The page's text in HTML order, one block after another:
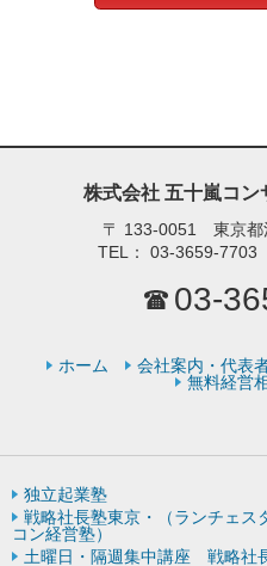
株式会社 五十嵐コン
〒 133-0051 東京都
TEL：
03-3659-7703
03-
ホーム 会社案内・代表
無料経営
独立起業塾
戦略社長塾東京・（ランチェス
コン経営塾）
土曜日・隔週集中講座 戦略社